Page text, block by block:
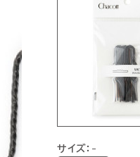
サイズ： -